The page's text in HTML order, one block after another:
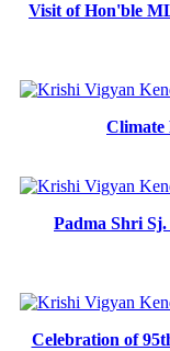
Visit of Hon'ble
Climate
Padma Shri
Celebration of